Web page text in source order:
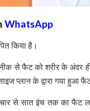
WhatsApp
किया है।
से फैट को शरीर के अंदर
प्लान के द्वारा गया हुआ
से सात इंच तक का फैट